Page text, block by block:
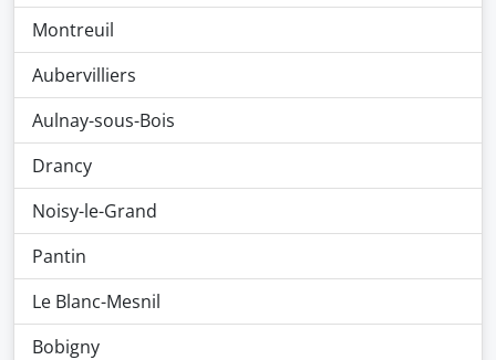
Montreuil
Aubervilliers
Aulnay-sous-Bois
Drancy
Noisy-le-Grand
Pantin
Le Blanc-Mesnil
Bobigny